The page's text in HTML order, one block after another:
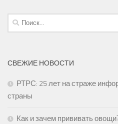
Найти:
СВЕЖИЕ НОВОСТИ
РТРС: 25 лет на страже
страны
Как и зачем прививать